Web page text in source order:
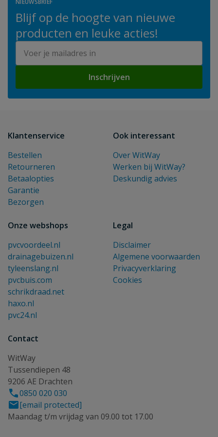
NIEUWSBRIEF
Blijf op de hoogte van nieuwe
producten en leuke acties!
Inschrijven
Klantenservice
Bestellen
Retourneren
Betaalopties
Garantie
Bezorgen
Ook interessant
Over WitWay
Werken bij WitWay?
Deskundig advies
Onze webshops
pvcvoordeel.nl
drainagebuizen.nl
tyleenslang.nl
pvcbuis.com
schrikdraad.net
haxo.nl
pvc24.nl
Legal
Disclaimer
Algemene voorwaarden
Privacyverklaring
Cookies
Contact
WitWay
Tussendiepen 48
9206 AE Drachten
0850 020 030
[email protected]
Maandag t/m vrijdag van 09.00 tot 17.00